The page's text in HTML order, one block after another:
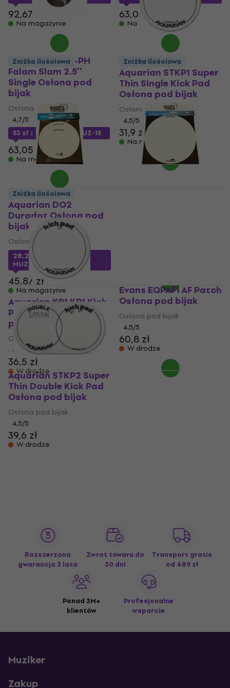
92,67 zł
Na magazynie
63,05 zł
Na magazynie
Remo KS-0002-PH
Falam Slam 2.5''
Single Osłona pod
bijak
Osłona pod bijak
4,7/5
53 złz kodemMUZMUZ-15
63,05 zł
Na magazynie
Aquarian STKP1 Super
Thin Single Kick Pad
Osłona pod bijak
Osłona pod bijak
4,5/5
31,9 zł
Na magazynie
Zniżka ilościowa
Aquarian DO2
Duradot Osłona pod
bijak
Osłona pod bijak
28,2 zł
MUZMUZ-35
45,87 zł
Na magazynie
Zniżka ilościowa
Zniżka ilościowa
Aquarian KP1 KP1 Kick
Pad Single Osłona
pod bijak
Osłona pod bijak
4,5/5
36,5 zł
W drodze
Evans EQPAF1 AF Patch
Osłona pod bijak
Osłona pod bijak
4,5/5
60,8 zł
W drodze
Aquarian STKP2 Super
Thin Double Kick Pad
Osłona pod bijak
Osłona pod bijak
4,5/5
39,6 zł
W drodze
Rozszerzona
gwarancja 3 lata
Zwrot towaru do
30 dni
Transport gratis
od 489 zł
Ponad 3M+
klientów
Profesjonalne
wsparcie
Muziker
Zakup